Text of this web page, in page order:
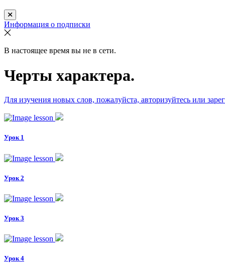
Информация о подписки
В настоящее время вы не в сети.
Черты характера.
Для изучения новых слов, пожалуйста, авторизуйтесь или
Урок 1
Урок 2
Урок 3
Урок 4